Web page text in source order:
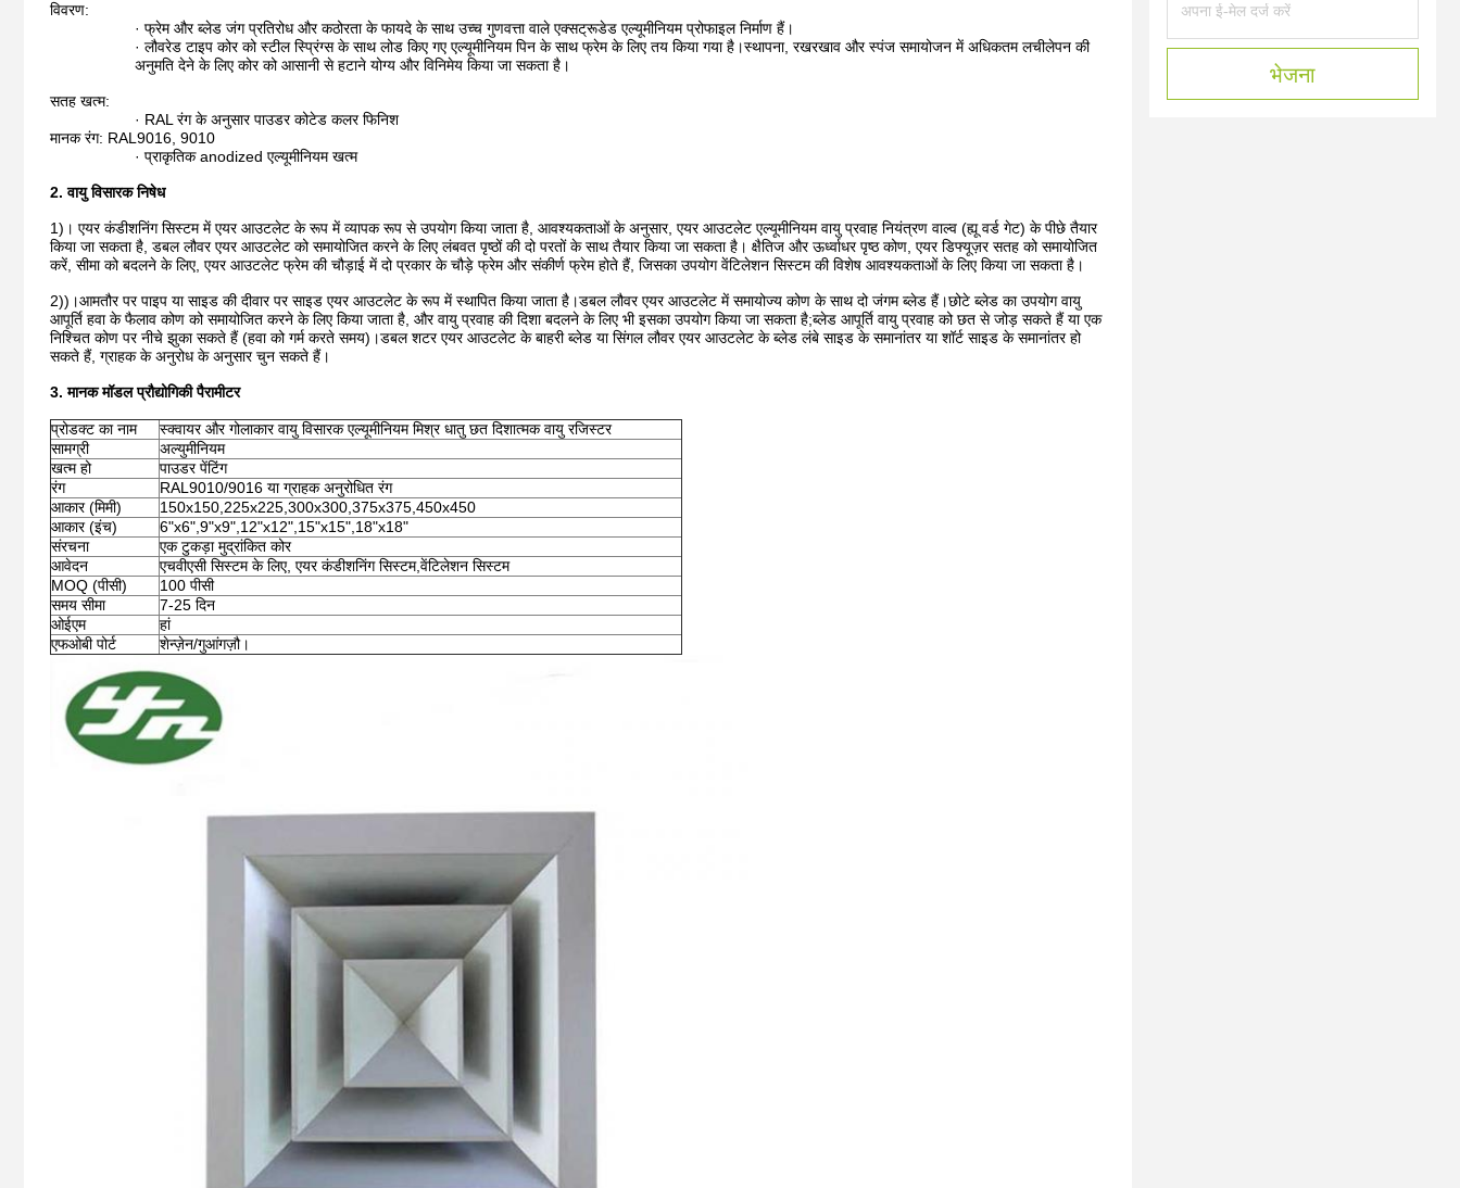
विवरण:
· फ्रेम और ब्लेड जंग प्रतिरोध और कठोरता के फायदे के साथ उच्च गुणवत्ता वाले एक्सट्रूडेड एल्यूमीनियम प्रोफाइल निर्माण हैं।
· लौवरेड टाइप कोर को स्टील स्प्रिंग्स के साथ लोड किए गए एल्यूमीनियम पिन के साथ फ्रेम के लिए तय किया गया है।स्थापना, रखरखाव और स्पंज समायोजन में अधिकतम लचीलेपन की
अनुमति देने के लिए कोर को आसानी से हटाने योग्य और विनिमेय किया जा सकता है।
सतह खत्म:
· RAL रंग के अनुसार पाउडर कोटेड कलर फिनिश
मानक रंग: RAL9016, 9010
· प्राकृतिक anodized एल्यूमीनियम खत्म
2. वायु विसारक निषेध
1)। एयर कंडीशनिंग सिस्टम में एयर आउटलेट के रूप में व्यापक रूप से उपयोग किया जाता है, आवश्यकताओं के अनुसार, एयर आउटलेट एल्यूमीनियम वायु प्रवाह नियंत्रण वाल्व (ह्यू वर्ड गेट) के पीछे तैयार
किया जा सकता है, डबल लौवर एयर आउटलेट को समायोजित करने के लिए लंबवत पृष्ठों की दो परतों के साथ तैयार किया जा सकता है। क्षैतिज और ऊर्ध्वाधर पृष्ठ कोण, एयर डिफ्यूज़र सतह को समायोजित
करें, सीमा को बदलने के लिए, एयर आउटलेट फ्रेम की चौड़ाई में दो प्रकार के चौड़े फ्रेम और संकीर्ण फ्रेम होते हैं, जिसका उपयोग वेंटिलेशन सिस्टम की विशेष आवश्यकताओं के लिए किया जा सकता है।
2))।आमतौर पर पाइप या साइड की दीवार पर साइड एयर आउटलेट के रूप में स्थापित किया जाता है।डबल लौवर एयर आउटलेट में समायोज्य कोण के साथ दो जंगम ब्लेड हैं।छोटे ब्लेड का उपयोग वायु
आपूर्ति हवा के फैलाव कोण को समायोजित करने के लिए किया जाता है, और वायु प्रवाह की दिशा बदलने के लिए भी इसका उपयोग किया जा सकता है;ब्लेड आपूर्ति वायु प्रवाह को छत से जोड़ सकते हैं या एक
निश्चित कोण पर नीचे झुका सकते हैं (हवा को गर्म करते समय)।डबल शटर एयर आउटलेट के बाहरी ब्लेड या सिंगल लौवर एयर आउटलेट के ब्लेड लंबे साइड के समानांतर या शॉर्ट साइड के समानांतर हो
सकते हैं, ग्राहक के अनुरोध के अनुसार चुन सकते हैं।
3. मानक मॉडल प्रौद्योगिकी पैरामीटर
प्रोडक्ट का नाम
स्क्वायर और गोलाकार वायु विसारक एल्यूमीनियम मिश्र धातु छत दिशात्मक वायु रजिस्टर
सामग्री
अल्युमीनियम
खत्म हो
पाउडर पेंटिंग
रंग
RAL9010/9016 या ग्राहक अनुरोधित रंग
आकार (मिमी)
150x150,225x225,300x300,375x375,450x450
आकार (इंच)
6"x6",9"x9",12"x12",15"x15",18"x18"
संरचना
एक टुकड़ा मुद्रांकित कोर
आवेदन
एचवीएसी सिस्टम के लिए, एयर कंडीशनिंग सिस्टम,वेंटिलेशन सिस्टम
MOQ (पीसी)
100 पीसी
समय सीमा
7-25 दिन
ओईएम
हां
एफओबी पोर्ट
शेन्ज़ेन/गुआंगज़ौ।
भेजना